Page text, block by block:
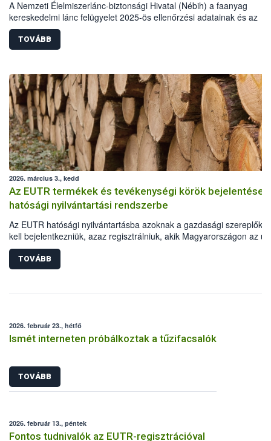
A Nemzeti Élelmiszerlánc-biztonsági Hivatal (Nébih) a faanyag
kereskedelmi lánc felügyelet 2025-ös ellenőrzési adatainak és az
illegális fakitermelés esetében más hatóságok, szervek statisztikai
alapján elkészítette a hazai illegális fakitermelés és kereskedelem
helyzetéről szóló összefoglalóját. A 2025-ös elemzés már kilenc év
fakitermelés és kereskedelem miatt több mint 62 millió forint
szabott ki bírságot a hatóság. Emellett 110 köbméter elkobzott
ingyenes átadására került sor, elsősorban a pályázó
részére.
TOVÁBB
2026. március 3., kedd
Az EUTR termékek és tevékenységi körök bejelentése a
hatósági nyilvántartási rendszerbe
Az EUTR hatósági nyilvántartásba azoknak a gazdasági
kell bejelentkezniük, azaz regisztrálniuk, akik Magyarországon az
jogszabályban meghatározott fát vagy faterméket elsőként
forgalomba, vagy azzal kereskednek. A vonatkozó uniós
995/2010/EU Parlamenti és Tanácsi Rendelet mellékletében vannak
fatermékek. Fontos ugyanakkor az is, hogy a regisztráció során
TOVÁBB
2026. február 23., hétfő
Ismét interneten próbálkoztak a tűzifacsalók
TOVÁBB
2026. február 13., péntek
Fontos tudnivalók az EUTR-regisztrációval